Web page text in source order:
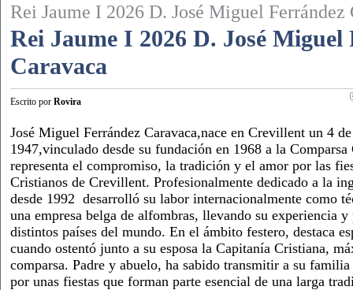
Rei Jaume I 2026 D. José Miguel Ferrández
Rei Jaume I 2026 D. José Miguel
Caravaca
Escrito por Rovira
José Miguel Ferrández Caravaca,nace en Crevillent un 4
1947,vinculado desde su fundación en 1968 a la Comparsa
representa el compromiso, la tradición y el amor por las
Cristianos de Crevillent. Profesionalmente dedicado a la
desde 1992 desarrolló su labor internacionalmente como
una empresa belga de alfombras, llevando su experiencia
distintos países del mundo. En el ámbito festero, destaca
cuando ostentó junto a su esposa la Capitanía Cristiana,
comparsa. Padre y abuelo, ha sabido transmitir a su
por unas fiestas que forman parte esencial de una larga